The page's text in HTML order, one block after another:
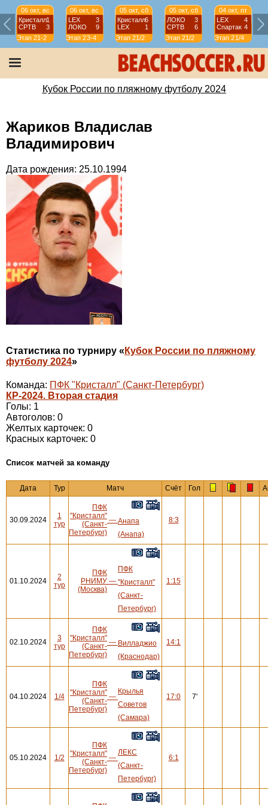
06 окт, вс
Кристалл1
СРТВ
3
Этап 21-2
06 окт, вс
LEX
3
ЛОКО
9
Этап 23-4
05 окт, сб
Кристалл6
LEX
1
Этап 21/2
05 окт, сб
ЛОКО
3
СРТВ
6
Этап 21/2
04 окт, пт
LEX
4
Спартак 4
Этап 21/4
Кубок России по пляжному футболу 2024
Жариков Владислав
Владимирович
Дата рождения: 25.10.1994
Статистика по турниру « Кубок России по пляжному
футболу 2024»
Команда: ПФК "Кристалл" (Санкт-Петербург)
КР-2024. Вторая стадия
Голы: 1
Автоголов: 0
Желтых карточек: 0
Красных карточек: 0
Cписок матчей за команду
Дата Тур Матч Счёт Гол
30.09.2024
1
тур
ПФК
"Кристалл"
(Санкт-
Петербург)
— Анапа
(Анапа)
8:3
01.10.2024
2
тур
ПФК
РНИМУ
(Москва)
—
ПФК
"Кристалл"
(Санкт-
Петербург)
1:15
02.10.2024
3
тур
ПФК
"Кристалл"
(Санкт-
Петербург)
— Вилладжио
(Краснодар)
14:1
04.10.2024 1/4
ПФК
"Кристалл"
(Санкт-
Петербург)
—
Крылья
Советов
(Самара)
17:0 7'
05.10.2024 1/2
ПФК
"Кристалл"
(Санкт-
Петербург)
—
ЛЕКС
(Санкт-
Петербург)
6:1